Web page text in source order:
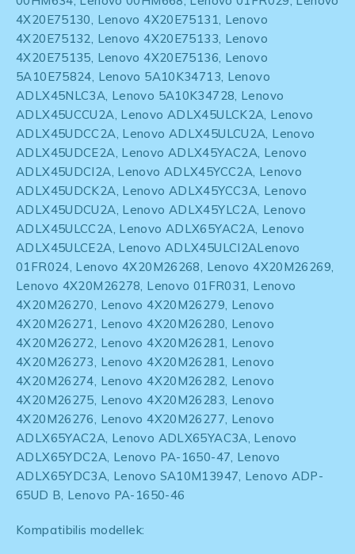
4X20E75130, Lenovo 4X20E75131, Lenovo
4X20E75132, Lenovo 4X20E75133, Lenovo
4X20E75135, Lenovo 4X20E75136, Lenovo
5A10E75824, Lenovo 5A10K34713, Lenovo
ADLX45NLC3A, Lenovo 5A10K34728, Lenovo
ADLX45UCCU2A, Lenovo ADLX45ULCK2A, Lenovo
ADLX45UDCC2A, Lenovo ADLX45ULCU2A, Lenovo
ADLX45UDCE2A, Lenovo ADLX45YAC2A, Lenovo
ADLX45UDCI2A, Lenovo ADLX45YCC2A, Lenovo
ADLX45UDCK2A, Lenovo ADLX45YCC3A, Lenovo
ADLX45UDCU2A, Lenovo ADLX45YLC2A, Lenovo
ADLX45ULCC2A, Lenovo ADLX65YAC2A, Lenovo
ADLX45ULCE2A, Lenovo ADLX45ULCI2ALenovo
01FR024, Lenovo 4X20M26268, Lenovo 4X20M26269,
Lenovo 4X20M26278, Lenovo 01FR031, Lenovo
4X20M26270, Lenovo 4X20M26279, Lenovo
4X20M26271, Lenovo 4X20M26280, Lenovo
4X20M26272, Lenovo 4X20M26281, Lenovo
4X20M26273, Lenovo 4X20M26281, Lenovo
4X20M26274, Lenovo 4X20M26282, Lenovo
4X20M26275, Lenovo 4X20M26283, Lenovo
4X20M26276, Lenovo 4X20M26277, Lenovo
ADLX65YAC2A, Lenovo ADLX65YAC3A, Lenovo
ADLX65YDC2A, Lenovo PA-1650-47, Lenovo
ADLX65YDC3A, Lenovo SA10M13947, Lenovo ADP-
65UD B, Lenovo PA-1650-46
Kompatibilis modellek: